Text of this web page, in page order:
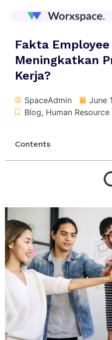
Fakta
Meningkatkan
Kerja?
SpaceAdmin
June
Blog, Human Resource
Contents